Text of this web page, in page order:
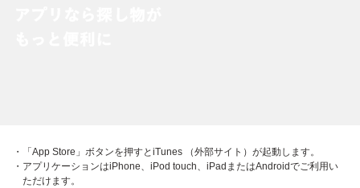
・「App Store」ボタンを押すとiTunes （外部サイト）が起動します。
・アプリケーションはiPhone、iPod touch、iPadまたはAndroidでご利用い
ただけます。